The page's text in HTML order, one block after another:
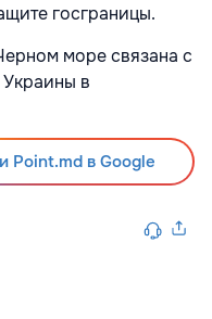
госграницы.
море связана с
в
Point.md в Google